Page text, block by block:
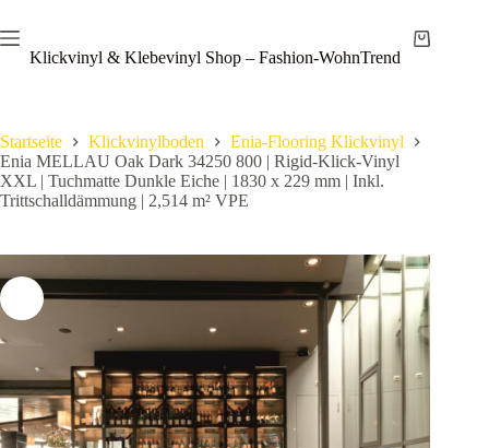
Inhalt
springenKlickvinyl & Klebevinyl Shop – Fashion-WohnTrend
Warenkorb
Startseite Klickvinylboden
Enia-Flooring Klickvinyl
Enia MELLAU Oak Dark 34250 800 | Rigid-Klick-Vinyl
XXL | Tuchmatte Dunkle Eiche | 1830 x 229 mm | Inkl.
Trittschalldämmung | 2,514 m² VPE